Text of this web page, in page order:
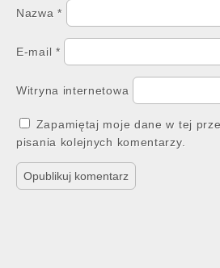
Nazwa*
E-mail *
Witryna internetowa
Zapamiętaj moje dane w tej
pisania kolejnych komentarzy.